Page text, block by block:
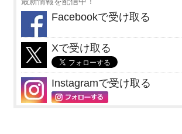
Facebookで受け取る
Xで受け取る
Instagramで受け取る